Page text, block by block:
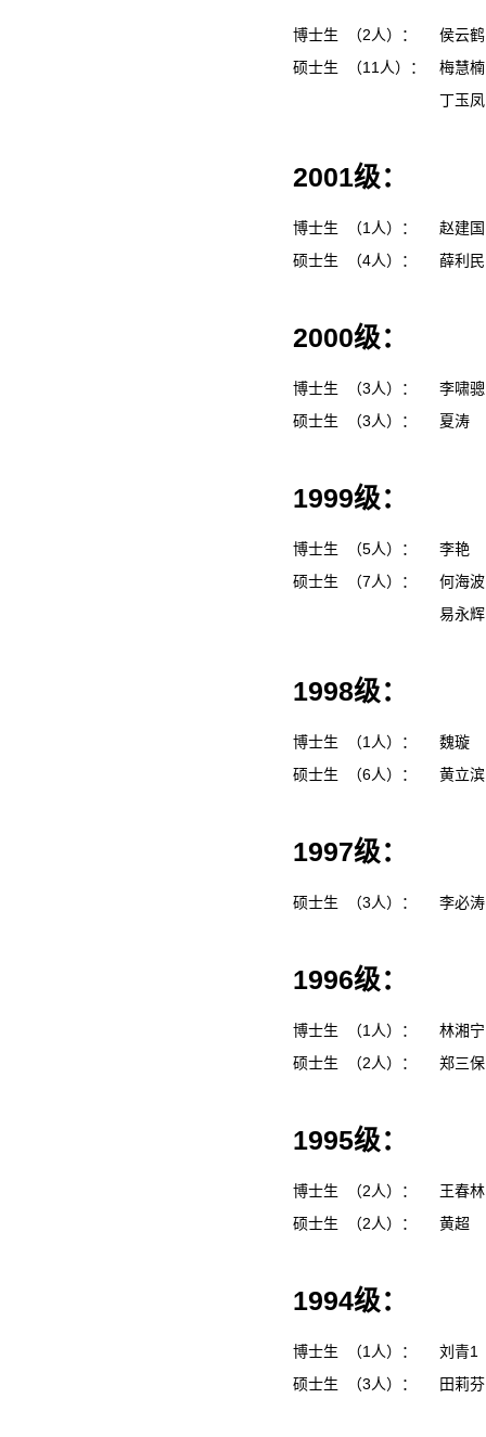
博士生 （2人）：
侯云
硕士生 （11人）：
梅慧
丁玉
2001级：
博士生 （1人）：
赵建
硕士生 （4人）：
薛利
2000级：
博士生 （3人）：
李啸
硕士生 （3人）：
夏涛
1999级：
博士生 （5人）：
李艳
硕士生 （7人）：
何海
易永
1998级：
博士生 （1人）：
魏璇
硕士生 （6人）：
黄立
1997级：
硕士生 （3人）： 李必
1996级：
博士生 （1人）：
林湘
硕士生 （2人）：
郑三
1995级：
博士生 （2人）：
王春
硕士生 （2人）：
黄超
1994级：
博士生 （1人）：
刘青1
硕士生 （3人）：
田莉